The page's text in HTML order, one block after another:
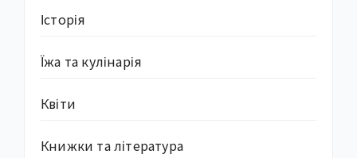
Історія
Їжа та кулінарія
Квіти
Книжки та література